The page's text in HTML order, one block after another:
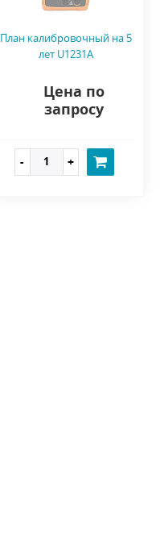
План калибровочный на 5
лет U1231A
Цена по
запросу